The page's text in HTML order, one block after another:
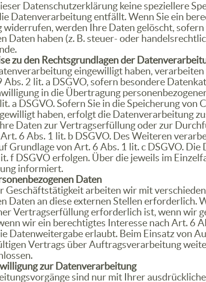
Datenschutzerklärung keine speziellere
Datenverarbeitung entfällt. Wenn Sie ein
werden Ihre Daten gelöscht,
Daten haben (z. B. steuer- oder
zu den Rechtsgrundlagen der
eingewilligt haben,
Abs. 2 lit. a DSGVO, sofern besondere
in die Übertragung
a DSGVO. Sofern Sie in die Speicherung
haben, erfolgt die Datenverarbeitung
Daten zur Vertragserfüllung oder zur
6 Abs. 1 lit. b DSGVO. Des Weiteren
Grundlage von Art. 6 Abs. 1 lit. c DSGVO.
f DSGVO erfolgen. Über die jeweils im
informiert.
Daten
Geschäftstätigkeit arbeiten wir mit
Daten an diese externen Stellen erforderlich.
Vertragserfüllung erforderlich ist, wenn wir
wir ein berechtigtes Interesse nach Art. 6
Datenweitergabe erlaubt. Beim Einsatz von
Vertrags über Auftragsverarbeitung
zur Datenverarbeitung
sind nur mit Ihrer